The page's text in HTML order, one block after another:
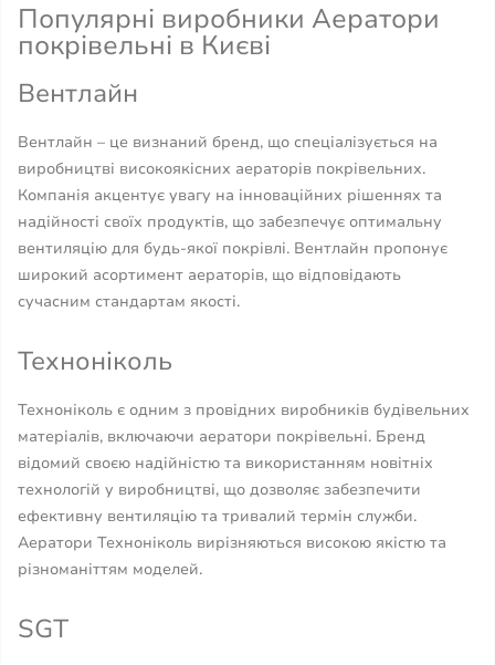
Популярні виробники Аератори
покрівельні в Києві
Вентлайн
Вентлайн – це визнаний бренд, що спеціалізується на
виробництві високоякісних аераторів покрівельних.
Компанія акцентує увагу на інноваційних рішеннях та
надійності своїх продуктів, що забезпечує оптимальну
вентиляцію для будь-якої покрівлі. Вентлайн пропонує
широкий асортимент аераторів, що відповідають
сучасним стандартам якості.
Техноніколь
Техноніколь є одним з провідних виробників будівельних
матеріалів, включаючи аератори покрівельні. Бренд
відомий своєю надійністю та використанням новітніх
технологій у виробництві, що дозволяє забезпечити
ефективну вентиляцію та тривалий термін служби.
Аератори Техноніколь вирізняються високою якістю та
різноманіттям моделей.
SGT